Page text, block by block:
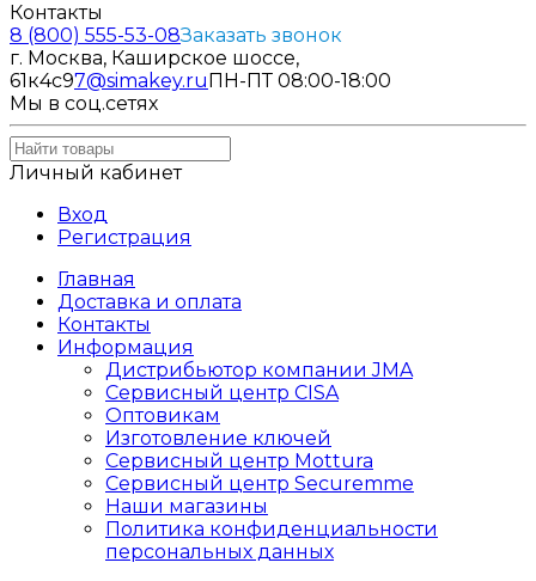
Контакты
8 (800) 555-53-08Заказать звонок
г. Москва, Каширское шоссе,
61к4с97@simakey.ruПН-ПТ 08:00-18:00
Мы в соц.сетях
Личный кабинет
Вход
Регистрация
Главная
Доставка и оплата
Контакты
Информация
Дистрибьютор компании JMA
Сервисный центр CISA
Оптовикам
Изготовление ключей
Сервисный центр Mottura
Сервисный центр Securemme
Наши магазины
Политика конфиденциальности
персональных данных